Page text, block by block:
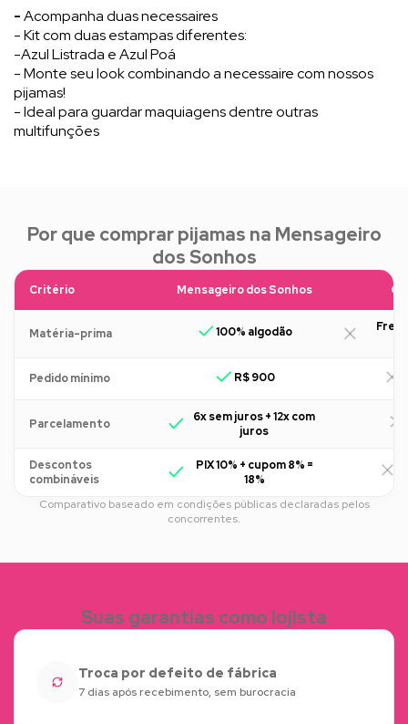
-Acompanha duas necessaires
- Kit com duas estampas diferentes:
-Azul Listrada e Azul Poá
- Monte seu look combinando a necessaire com nossos
pijamas!
- Ideal para guardar maquiagens dentre outras
multifunções
Por que comprar pijamas na Mensageiro
dos Sonhos
Critério Mensageiro dos Sonhos
Matéria-prima 100% algodão
Pedido mínimo R$ 900
Parcelamento
6x sem juros + 12x com
juros
Descontos
combináveis
PIX 10% + cupom 8% =
18%
Comparativo baseado em condições públicas declaradas pelos
concorrentes.
Suas garantias como lojista
Troca por defeito de fábrica
7 dias após recebimento, sem burocracia